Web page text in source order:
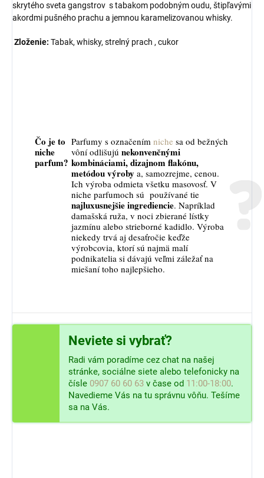
skrytého sveta gangstrov s tabakom podobným oudu, štipľavými
akordmi pušného prachu a jemnou karamelizovanou whisky.
Zloženie: Tabak, whisky, strelný prach , cukor
Čo je to
niche
parfum?
Parfumy s označením niche sa od bežných
vôní odlišujú nekonvenčnými
kombináciami, dizajnom flakónu,
metódou výroby a, samozrejme, cenou.
Ich výroba odmieta všetku masovosť. V
niche parfumoch sú používané tie
najluxusnejšie ingrediencie. Napríklad
damašská ruža, v noci zbierané lístky
jazmínu alebo strieborné kadidlo. Výroba
niekedy trvá aj desaťročie keďže
výrobcovia, ktorí sú najmä malí
podnikatelia si dávajú veľmi záležať na
miešaní toho najlepšieho.
Neviete si vybrať?
Radi vám poradíme cez chat na našej
stránke, sociálne siete alebo telefonicky na
čísle 0907 60 60 63 v čase od 11:00-18:00.
Navedieme Vás na tu správnu vôňu. Tešíme
sa na Vás.